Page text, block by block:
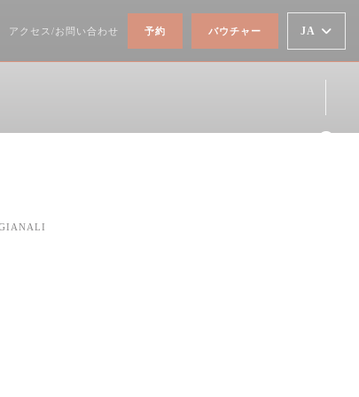
新しいウィンドウで開きます))
アクセス/お問い合わせ 予約 バウチャー JA